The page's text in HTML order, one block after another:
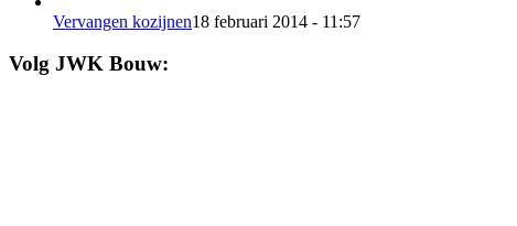
Vervangen kozijnen18 februari 2014 - 11:57
Volg JWK Bouw: